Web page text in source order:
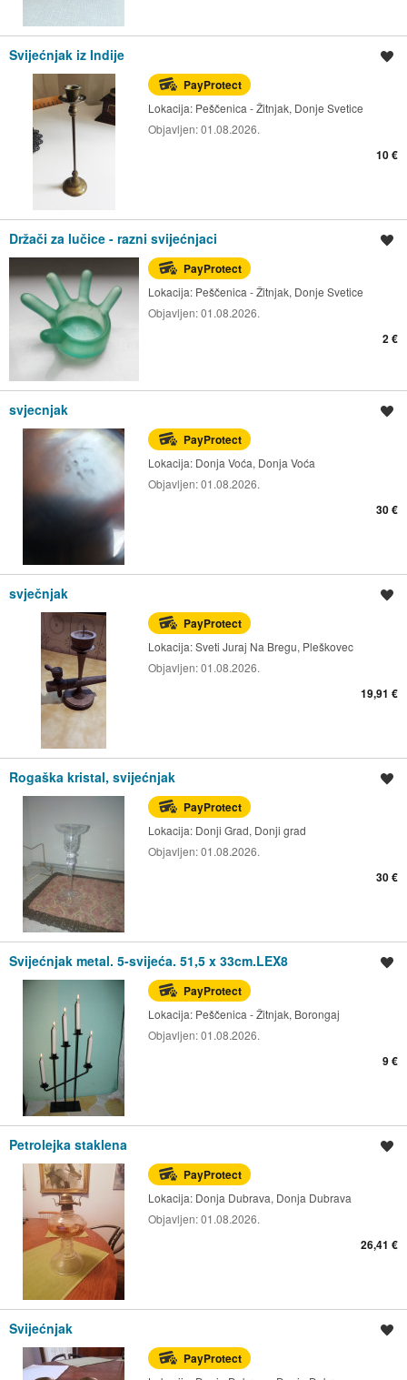
Svijećnjak iz Indije
PayProtect
Lokacija: Peščenica - Žitnjak, Donje Svetice
Objavljen:01.08.2026.
10 €
Držači za lučice - razni svijećnjaci
PayProtect
Lokacija: Peščenica - Žitnjak, Donje Svetice
Objavljen:01.08.2026.
2 €
svjecnjak
PayProtect
Lokacija: Donja Voća, Donja Voća
Objavljen:01.08.2026.
30 €
svječnjak
PayProtect
Lokacija:Sveti Juraj Na Bregu, Pleškovec
Objavljen:01.08.2026.
19,91 €
Rogaška kristal, svijećnjak
PayProtect
Lokacija: Donji Grad, Donji grad
Objavljen:01.08.2026.
30 €
Svijećnjak metal. 5-svijeća. 51,5 x 33cm.LEX8
PayProtect
Lokacija: Peščenica - Žitnjak, Borongaj
Objavljen:01.08.2026.
9 €
Petrolejka staklena
PayProtect
Lokacija: Donja Dubrava, Donja Dubrava
Objavljen:01.08.2026.
26,41 €
Svijećnjak
PayProtect